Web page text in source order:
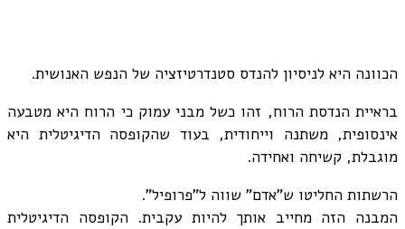
הכוונה היא לניסיון להנדס סטנדרטיזציה של הנפש האנושית.
בראיית הנדסת הרוח, זהו כשל מבני עמוק כי הרוח היא מטבעה
אינסופית, משתנה וייחודית, בעוד שהקופסה הדיגיטלית היא
מוגבלת, קשיחה ואחידה.
הרשתות החליטו ש"אדם" שווה ל"פרופיל".
המבנה הזה מחייב אותך להיות עקבית. הקופסה הדיגיטלית